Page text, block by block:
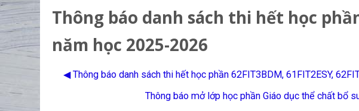
Thông báo danh sách thi hết học
năm học 2025-2026
◀︎ Thông báo danh sách thi hết học phần 62FIT3BDM, 61FIT2ESY,
Thông báo mở lớp học phần Giáo dục thể chất bổ